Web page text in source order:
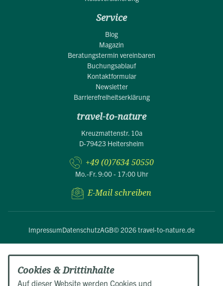
Service
Blog
Magazin
Beratungstermin vereinbaren
Buchungsablauf
Kontaktformular
Newsletter
Barrierefreiheitserklärung
travel-to-nature
Kreuzmattenstr. 10a
D-79423 Heitersheim
+49 (0)7634 50550
Mo.-Fr. 9:00 - 17:00 Uhr
E-Mail schreiben
ImpressumDatenschutzAGB© 2026 travel-to-nature.de
Cookies & Drittinhalte
Auf dieser Website werden Cookies und